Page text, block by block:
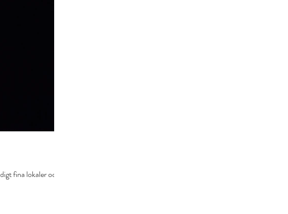
fina lokaler och